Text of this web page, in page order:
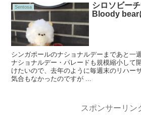
Sentosa
シロソビー
Bloody bear
シンガポールのナショナルデーまであと一
ナショナルデー・パレードも規模縮小して
けたいので、去年のように毎週末のリハー
気合もなかったのですが ...
スポンサーリン